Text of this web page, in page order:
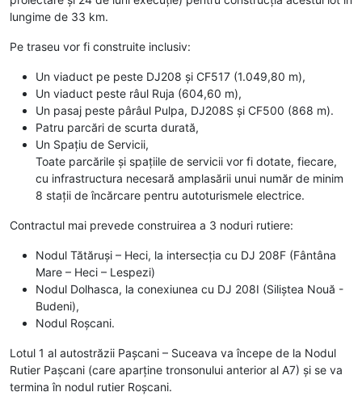
lungime de 33 km.
Pe traseu vor fi construite inclusiv:
Un viaduct pe peste DJ208 și CF517 (1.049,80 m),
Un viaduct peste râul Ruja (604,60 m),
Un pasaj peste pârâul Pulpa, DJ208S și CF500 (868 m).
Patru parcări de scurta durată,
Un Spațiu de Servicii,
Toate parcările și spațiile de servicii vor fi dotate, fiecare,
cu infrastructura necesară amplasării unui număr de minim
8 stații de încărcare pentru autoturismele electrice.
Contractul mai prevede construirea a 3 noduri rutiere:
Nodul Tătăruși – Heci, la intersecția cu DJ 208F (Fântâna
Mare – Heci – Lespezi)
Nodul Dolhasca, la conexiunea cu DJ 208I (Siliștea Nouă -
Budeni),
Nodul Roșcani.
Lotul 1 al autostrăzii Pașcani – Suceava va începe de la Nodul
Rutier Pașcani (care aparține tronsonului anterior al A7) și se va
termina în nodul rutier Roșcani.